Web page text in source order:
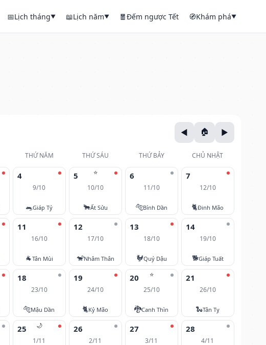
📅Lịch tháng▼ 📖Lịch năm▼ 🧧Đếm ngược Tết 🧭Khám phá▼
THỨ NĂM THỨ SÁU THỨ BẢY CHỦ NHẬT
4
9/10
🐀Giáp Tý
⭐
5
10/10
🐂Ất Sửu
6
11/10
🐅Bính Dần
7
12/10
🐈Đinh Mão
11
16/10
🐐Tân Mùi
12
17/10
🐒Nhâm Thân
13
18/10
🐓Quý Dậu
14
19/10
🐕Giáp Tuất
18
23/10
🐅Mậu Dần
19
24/10
🐈Kỷ Mão
⭐
20
25/10
🐉Canh Thìn
21
26/10
🐍Tân Tỵ
🌙
25
1/11
26
2/11
27
3/11
28
4/11